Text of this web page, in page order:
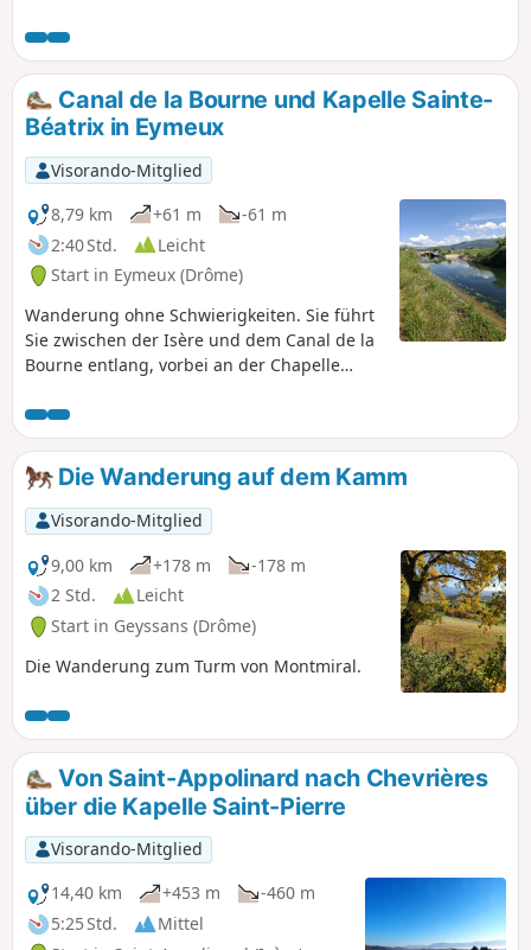
Canal de la Bourne und Kapelle Sainte-
Béatrix in Eymeux
Visorando-Mitglied
8,79 km
+61 m
-61 m
2:40 Std.
Leicht
Start in Eymeux (Drôme)
Wanderung ohne Schwierigkeiten. Sie führt
Sie zwischen der Isère und dem Canal de la
Bourne entlang, vorbei an der Chapelle
Blick auf die Isère und einem
bemerkenswerten Panorama auf den
Vercors.Die Wanderung auf dem Kamm
Visorando-Mitglied
9,00 km
+178 m
-178 m
2 Std.
Leicht
Start in Geyssans (Drôme)
Die Wanderung zum Turm von Montmiral.
Von Saint-Appolinard nach Chevrières
über die Kapelle Saint-Pierre
Visorando-Mitglied
14,40 km
+453 m
-460 m
5:25 Std.
Mittel